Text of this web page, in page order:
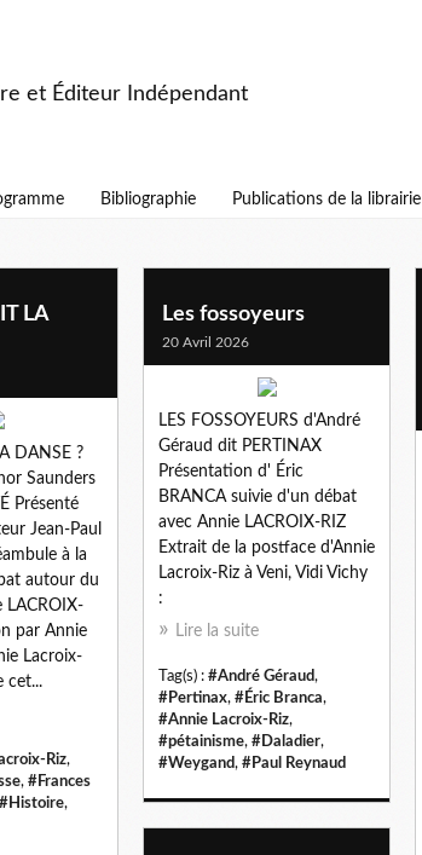
et Éditeur Indépendant
Bibliographie Publications de la librairie
riz
LA
DANSE ?
Saunders
Présenté
Jean-Paul
à la
autour du
LACROIX-
par Annie
Lacroix-
cet...
Riz,
, #Frances
#Histoire,
Les fossoyeurs
20 Avril 2026
LES FOSSOYEURS d'André
Géraud dit PERTINAX
Présentation d' Éric
BRANCA suivie d'un débat
avec Annie LACROIX-RIZ
Extrait de la postface d'Annie
Lacroix-Riz à Veni, Vidi Vichy
:
Lire la suite
Tag(s) : #André Géraud,
#Pertinax, #Éric Branca,
#Annie Lacroix-Riz,
#pétainisme, #Daladier,
#Weygand, #Paul Reynaud